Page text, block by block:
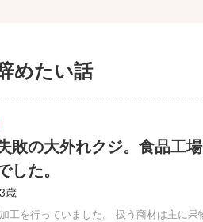
めたい話
敗の大外れクジ。食品工
した。
歳
工を行っていました。 扱う商材は主に